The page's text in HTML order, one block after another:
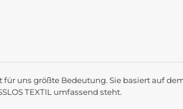
für uns größte Bedeutung. Sie basiert auf
TEXTIL umfassend steht.